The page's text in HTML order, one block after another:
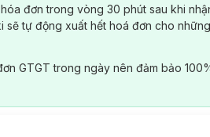
đơn trong vòng 30 phút sau khi
sẽ tự động xuất hết hoá đơn cho
GTGT trong ngày nên đảm bảo